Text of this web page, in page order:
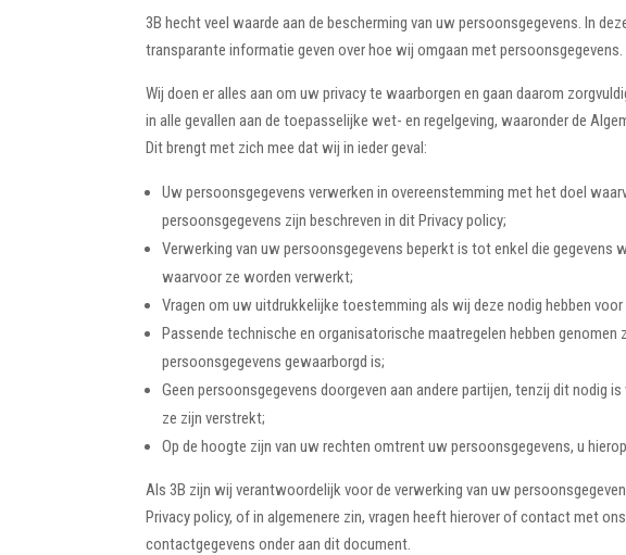
3B hecht veel waarde aan de bescherming van uw persoonsgegevens. In
transparante informatie geven over hoe wij omgaan met persoonsgegevens.
Wij doen er alles aan om uw privacy te waarborgen en gaan daarom
in alle gevallen aan de toepasselijke wet- en regelgeving, waaronder de
Dit brengt met zich mee dat wij in ieder geval:
Uw persoonsgegevens verwerken in overeenstemming met het doel
persoonsgegevens zijn beschreven in dit Privacy policy;
Verwerking van uw persoonsgegevens beperkt is tot enkel die gegevens
waarvoor ze worden verwerkt;
Vragen om uw uitdrukkelijke toestemming als wij deze nodig hebben
Passende technische en organisatorische maatregelen hebben genomen
persoonsgegevens gewaarborgd is;
Geen persoonsgegevens doorgeven aan andere partijen, tenzij dit nodig
ze zijn verstrekt;
Op de hoogte zijn van uw rechten omtrent uw persoonsgegevens, u
Als 3B zijn wij verantwoordelijk voor de verwerking van uw
Privacy policy, of in algemenere zin, vragen heeft hierover of contact met
contactgegevens onder aan dit document.